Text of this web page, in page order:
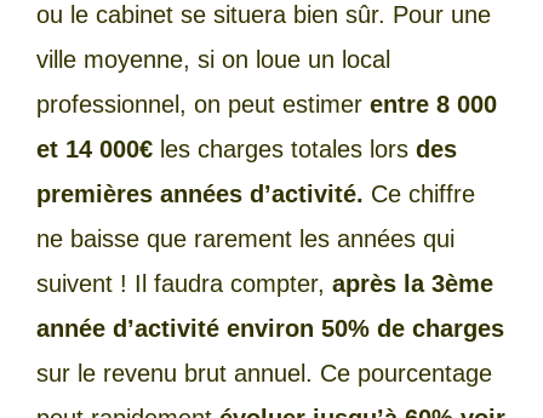
ou le cabinet se situera bien sûr. Pour une
ville moyenne, si on loue un local
professionnel, on peut estimer entre 8 000
et 14 000€ les charges totales lors des
premières années d’activité. Ce chiffre
ne baisse que rarement les années qui
suivent ! Il faudra compter, après la 3ème
année d’activité environ 50% de charges
sur le revenu brut annuel. Ce pourcentage